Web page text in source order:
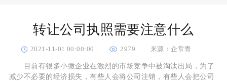
转让公司执照需要注意什么
2021-11-01 00:00:00 2979 来源：企常青
目前有很多小微企业在激烈的市场竞争中被淘汰出局，为了
减少不必要的经济损失，有些人会将公司注销，有些人会把公司